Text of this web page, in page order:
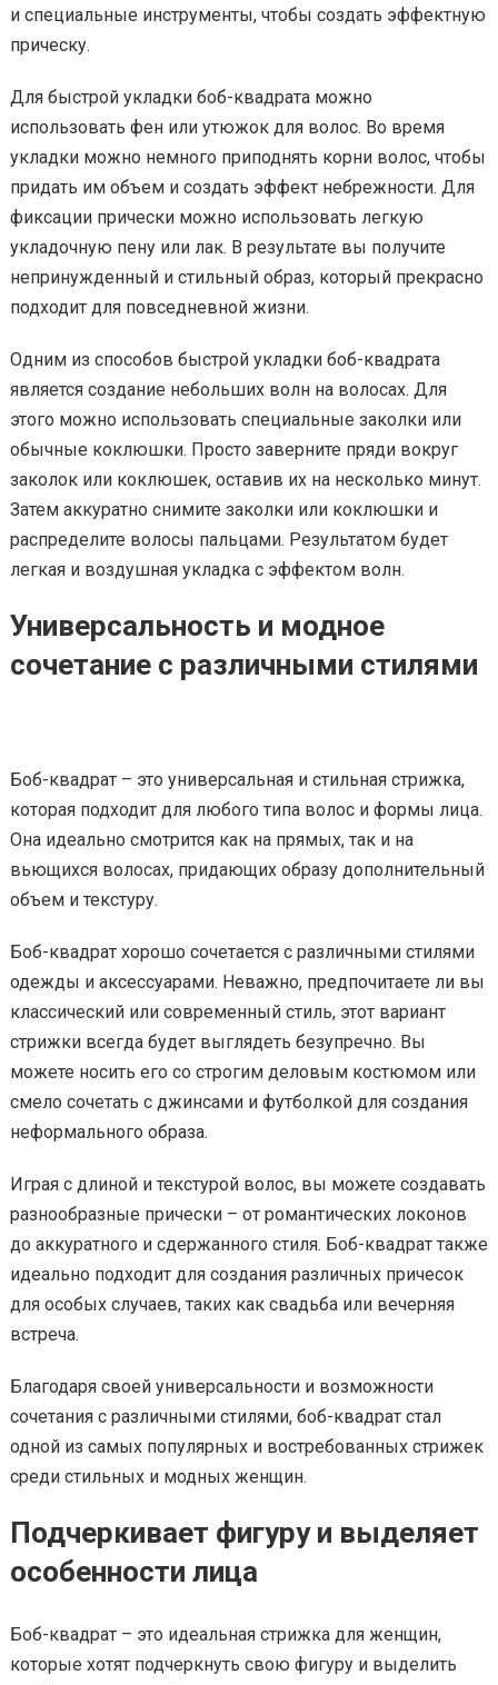
и специальные инструменты, чтобы создать эффектную
прическу.
Для быстрой укладки боб-квадрата можно
использовать фен или утюжок для волос. Во время
укладки можно немного приподнять корни волос, чтобы
придать им объем и создать эффект небрежности. Для
фиксации прически можно использовать легкую
укладочную пену или лак. В результате вы получите
непринужденный и стильный образ, который прекрасно
подходит для повседневной жизни.
Одним из способов быстрой укладки боб-квадрата
является создание небольших волн на волосах. Для
этого можно использовать специальные заколки или
обычные коклюшки. Просто заверните пряди вокруг
заколок или коклюшек, оставив их на несколько минут.
Затем аккуратно снимите заколки или коклюшки и
распределите волосы пальцами. Результатом будет
легкая и воздушная укладка с эффектом волн.
Универсальность и модное
сочетание с различными стилями
Боб-квадрат – это универсальная и стильная стрижка,
которая подходит для любого типа волос и формы лица.
Она идеально смотрится как на прямых, так и на
вьющихся волосах, придающих образу дополнительный
объем и текстуру.
Боб-квадрат хорошо сочетается с различными стилями
одежды и аксессуарами. Неважно, предпочитаете ли вы
классический или современный стиль, этот вариант
стрижки всегда будет выглядеть безупречно. Вы
можете носить его со строгим деловым костюмом или
смело сочетать с джинсами и футболкой для создания
неформального образа.
Играя с длиной и текстурой волос, вы можете создавать
разнообразные прически – от романтических локонов
до аккуратного и сдержанного стиля. Боб-квадрат также
идеально подходит для создания различных причесок
для особых случаев, таких как свадьба или вечерняя
встреча.
Благодаря своей универсальности и возможности
сочетания с различными стилями, боб-квадрат стал
одной из самых популярных и востребованных стрижек
среди стильных и модных женщин.
Подчеркивает фигуру и выделяет
особенности лица
Боб-квадрат – это идеальная стрижка для женщин,
которые хотят подчеркнуть свою фигуру и выделить